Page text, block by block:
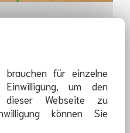
für einzelne
um den
dieser Webseite zu
können Sie